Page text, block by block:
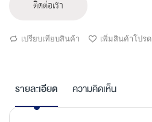
ติดต่อเรา
เปรียบเทียบสินค้า เพิ่มสินค้าโปรด
รายละเอียด ความคิดเห็น